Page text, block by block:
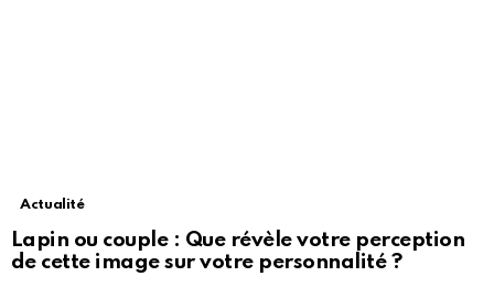
Actualité
Lapin ou couple : Que révèle votre perception
de cette image sur votre personnalité ?